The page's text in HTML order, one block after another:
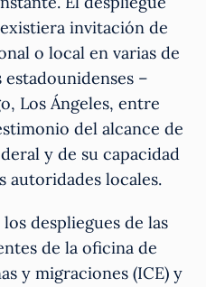
invitación de
o local en varias de
–
Los Ángeles, entre
del alcance de
y de su capacidad
autoridades locales.
despliegues de las
de la oficina de
y migraciones (ICE) y